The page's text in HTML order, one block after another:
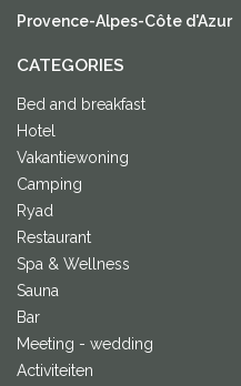
Provence-Alpes-Côte d'Azur
CATEGORIES
Bed and breakfast
Hotel
Vakantiewoning
Camping
Ryad
Restaurant
Spa & Wellness
Sauna
Bar
Meeting - wedding
Activiteiten